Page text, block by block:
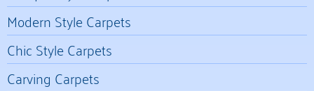
Modern Style Carpets
Chic Style Carpets
Carving Carpets